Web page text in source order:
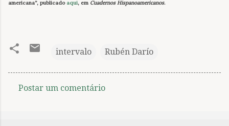
americana”, publicado aqui, em Cuadernos Hispanoamericanos.
intervalo Rubén Darío
Postar um comentário